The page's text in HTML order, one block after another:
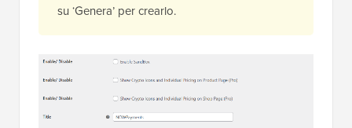
su ‘Genera’ per crearlo.